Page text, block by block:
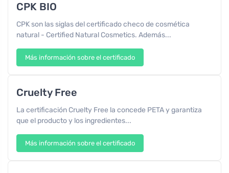
CPK BIO
CPK son las siglas del certificado checo de cosmética
natural - Certified Natural Cosmetics. Además...
Más información sobre el certificado
Cruelty Free
La certificación Cruelty Free la concede PETA y garantiza
que el producto y los ingredientes...
Más información sobre el certificado